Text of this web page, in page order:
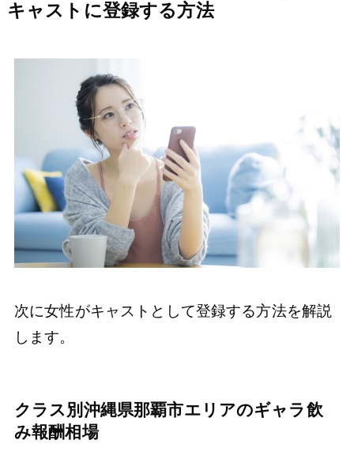
キャストに登録する方法
次に女性がキャストとして登録する方法を解説
します。
クラス別沖縄県那覇市エリアのギャラ飲
み報酬相場